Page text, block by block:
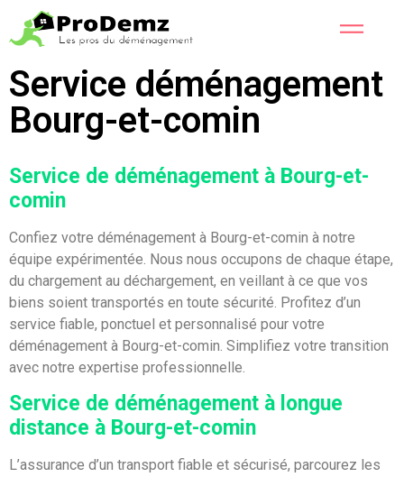
Service déménagement
Bourg-et-comin
Service de déménagement à Bourg-et-
comin
Confiez votre déménagement à Bourg-et-comin à notre
équipe expérimentée. Nous nous occupons de chaque étape,
du chargement au déchargement, en veillant à ce que vos
biens soient transportés en toute sécurité. Profitez d’un
service fiable, ponctuel et personnalisé pour votre
déménagement à Bourg-et-comin. Simplifiez votre transition
avec notre expertise professionnelle.
Service de déménagement à longue
distance à Bourg-et-comin
L’assurance d’un transport fiable et sécurisé, parcourez les